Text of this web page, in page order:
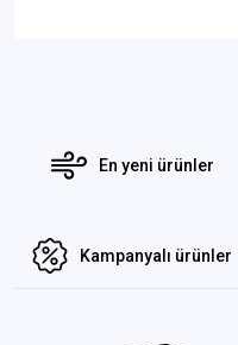
En yeni ürünler
Kampanyalı ürünler